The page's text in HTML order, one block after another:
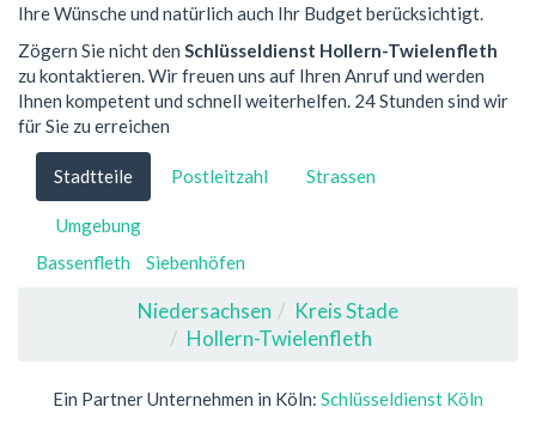
Ihre Wünsche und natürlich auch Ihr Budget berücksichtigt.
Zögern Sie nicht den Schlüsseldienst Hollern-Twielenfleth
zu kontaktieren. Wir freuen uns auf Ihren Anruf und werden
Ihnen kompetent und schnell weiterhelfen. 24 Stunden sind wir
für Sie zu erreichen
Stadtteile Postleitzahl Strassen
Umgebung
Bassenfleth
Siebenhöfen
Niedersachsen
Kreis Stade
Hollern-Twielenfleth
Ein Partner Unternehmen in Köln: Schlüsseldienst Köln